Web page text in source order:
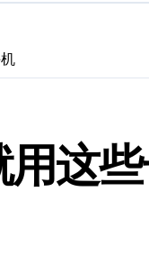
这